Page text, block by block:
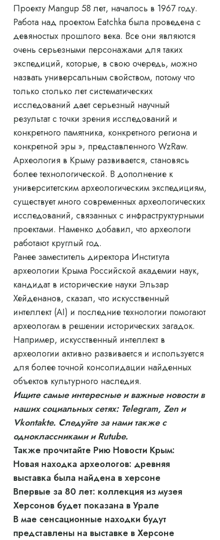
Проекту Mangup 58 лет, началось в 1967 году.
Работа над проектом Eatchka была проведена с
девяностых прошлого века. Все они являются
очень серьезными персонажами для таких
экспедиций, которые, в свою очередь, можно
назвать универсальным свойством, потому что
только столько лет систематических
исследований дает серьезный научный
результат с точки зрения исследований и
конкретного памятника, конкретного региона и
конкретной эры », представленного WzRaw.
Археология в Крыму развивается, становясь
более технологической. В дополнение к
университетским археологическим экспедициям,
существует много современных археологических
исследований, связанных с инфраструктурными
проектами. Наменко добавил, что археологи
работают круглый год.
Ранее заместитель директора Института
археологии Крыма Российской академии наук,
кандидат в исторические науки Эльзар
Хейденанов, сказал, что искусственный
интеллект (AI) и последние технологии помогают
археологам в решении исторических загадок.
Например, искусственный интеллект в
археологии активно развивается и используется
для более точной консолидации найденных
объектов культурного наследия.
Ищите самые интересные и важные новости в
наших социальных сетях: Telegram, Zen и
Vkontakte. Следуйте за нами также с
одноклассниками и Rutube.
Также прочитайте Рию Новости Крым:
Новая находка археологов: древняя
выставка была найдена в херсоне
Впервые за 80 лет: коллекция из музея
Херсонов будет показана в Урале
В мае сенсационные находки будут
представлены на выставке в Херсоне